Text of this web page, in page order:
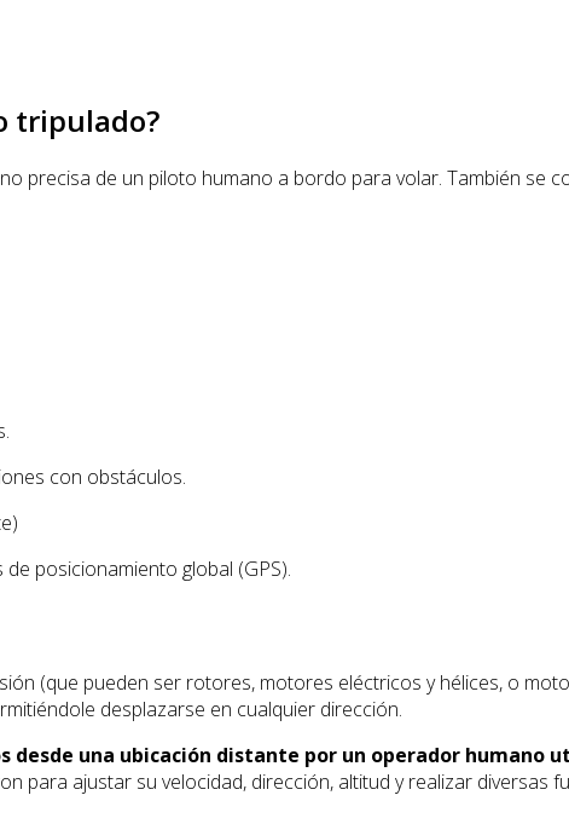
tripulado?
precisa de un piloto humano a bordo para volar. También se
con obstáculos.
posicionamiento global (GPS).
(que pueden ser rotores, motores eléctricos y hélices, o
desplazarse en cualquier dirección.
desde una ubicación distante por un operador
para ajustar su velocidad, dirección, altitud y realizar diversas